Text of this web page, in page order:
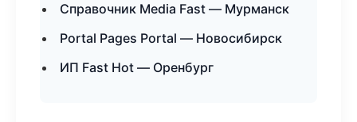
Справочник Media Fast — Мурманск
Portal Pages Portal — Новосибирск
ИП Fast Hot — Оренбург